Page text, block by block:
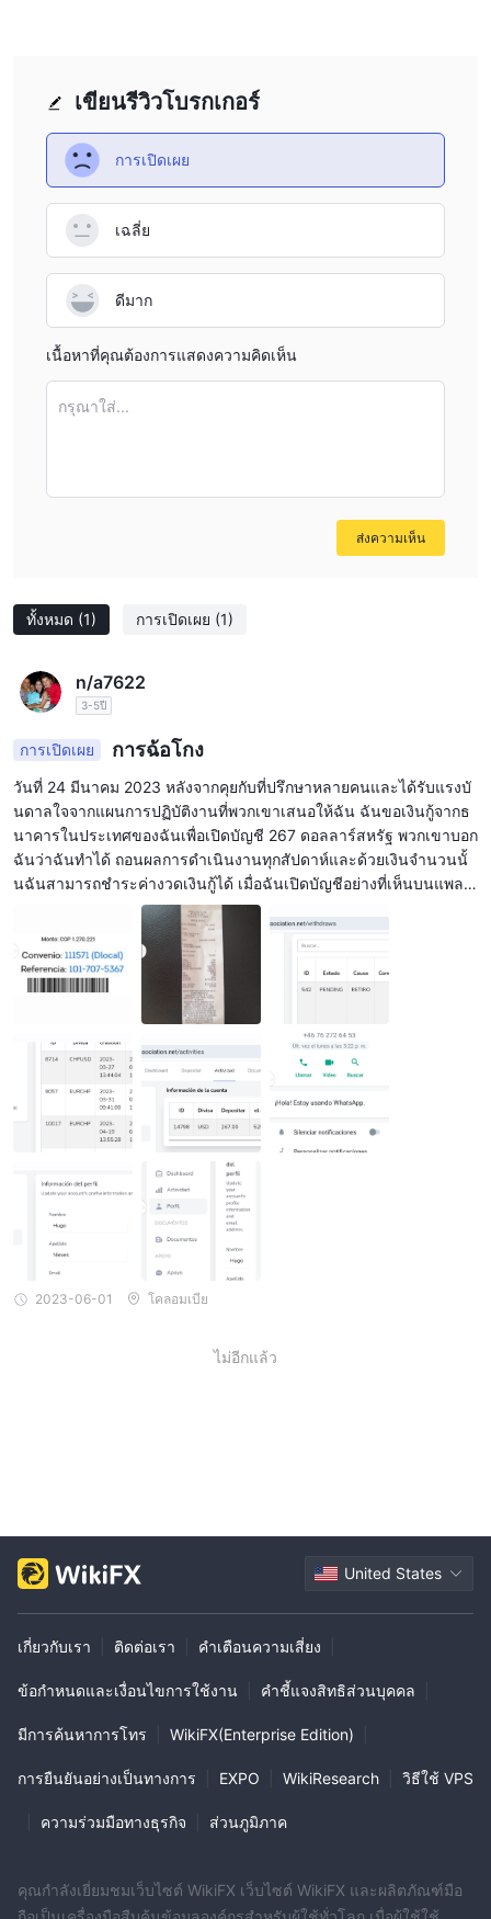
situation where money was deposited ($267 was
would be easily accessible, only for the user to encounter
shifting requirements, unresponsiveness, and ultimately no
access to their funds. This experience, coupled with the
high risk warnings and suspicious licensing status, makes
me extremely cautious. For me, the combination of no
clear minimum deposit policy and the regulatory concerns
would be reason enough to reconsider opening an
account, regardless of the initial deposit size suggested
accounts with brokers who are fully transparent,
ทั้งหมด (1) การเปิดเผย (1)
n/a7622
3-5ปี
การเปิดเผย การฉ้อโกง
วันที่ 24 มีนาคม 2023 หลังจากคุยกับที่ปรึกษาหลายคนและได้รับแรงบั
นดาลใจจากแผนการปฏิบัติงานที่พวกเขาเสนอให้ฉัน ฉันขอเงินกู้จากธ
นาคารในประเทศของฉันเพื่อเปิดบัญชี 267 ดอลลาร์สหรัฐ พวกเขาบอก
ฉันว่าฉันทำได้ ถอนผลการดำเนินงานทุกสัปดาห์และด้วยเงินจำนวนนั้
นฉันสามารถชำระค่างวดเงินกู้ได้ เมื่อฉันเปิดบัญชีอย่างที่เห็นบนแพลต
ฟอร์ม ฉันพยายามสื่อสารกับที่ปรึกษาและไม่มีใครตอบฉัน หลังจากนั้นไ
ม่กี่สัปดาห์พวกเขาก็โทรหาฉัน บอกฉันว่าฉันควรลงทุนเพื่อสร้างผลกำไ
ร เปลี่ยนสิ่งที่พวกเขาเสนอให้ฉันอย่างสิ้นเชิง หลายคนเริ่มโทรหาฉันแ
นะนำให้ฉันกู้เงินเพิ่มเติมเพื่อลงทุน จากสถานการณ์ ฉันได้พูดคุยกับแต่ล
ะคนหลายครั้งที่หยิบยกประเด็นขึ้นมาและเปิดโปงความไม่ลงรอยกันขอ
งฉันและขอให้ยกเลิกบัญชี แต่พวกเขาบอกฉันว่าไม่สามารถยกเลิกบัญชี
ได้ และฉันต้องเซ็นสัญญากับบริษัทต่างๆ เพื่อดำเนินการ จากการดำเนิ
นการขั้นต่ำ 50 ครั้งและสามารถถอนเงินได้ ฉันแสดงความไม่เห็นด้วย
อีกครั้งและขอให้พวกเขาคืนเงิน 267 ดอลลาร์ แต่เป็นไปไม่ได้ เราหยุด
คุยกันพักหนึ่ง และพวกเขาก็โทรหาฉันอีกครั้งโดยบอกว่า เนื่องจากขาด
ข้อมูลที่ให้ไว้และความไม่เห็นด้วยของฉัน บริษัทจะชดเชยให้ฉัน 5,000
ดอลลาร์ แต่น่าประหลาดใจมาก ในการถอนเงิน 5,000 ดอลลาร์ที่ควร
จะเป็น ฉันต้องลงทุน 3,000 ดอลลาร์เพื่อลงนามในสัญญาดังกล่าว และ
นี่คือเงื่อนไขในการ สามารถถอนได้ จนถึงวันนี้พวกเขาไม่ได้โทรหาฉัน
อีกเลย และฉันพยายามถอนเงิน 267 ดอลลาร์ที่ฉันฝากไว้ แต่ทำไม่สำเร็
จ เห็นได้ชัดว่าเป็นการหลอกลวง
2023-06-01 โคลอมเบีย
ไม่อีกแล้ว
เขียนรีวิวโบรกเกอร์
การเปิดเผย
เฉลี่ย
ดีมาก
เนื้อหาที่คุณต้องการแสดงความคิดเห็น
กรุณาใส่...
ส่งความเห็น
United States
เกี่ยวกับเรา ติดต่อเรา คำเตือนความเสี่ยง
ข้อกำหนดและเงื่อนไขการใช้งาน คำชี้แจงสิทธิส่วนบุคคล
มีการค้นหาการโทร WikiFX(Enterprise Edition)
การยืนยันอย่างเป็นทางการ EXPO WikiResearch วิธีใช้ VPS
ความร่วมมือทางธุรกิจ ส่วนภูมิภาค
คุณกำลังเยี่ยมชมเว็บไซต์ WikiFX เว็บไซต์ WikiFX และผลิตภัณฑ์มือ